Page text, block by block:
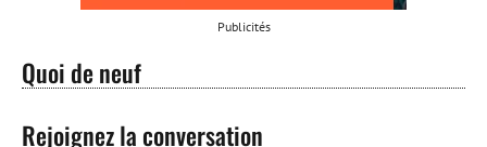
Publicités
Quoi de neuf
Rejoignez la conversation